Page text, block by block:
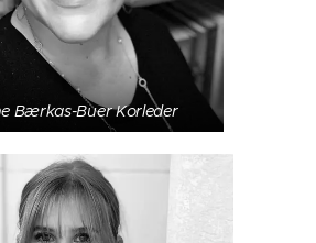
Bærkas-Buer Korleder